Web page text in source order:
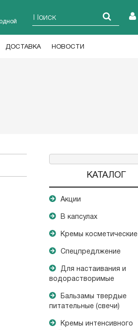
ДОСТАВКА НОВОСТИ
КАТАЛОГ
Акции
В капсулах
Кремы косметические
Спецпредлжение
Для настаивания и
водорастворимые
Бальзамы твердые
питательные (свечи)
Кремы интенсивного